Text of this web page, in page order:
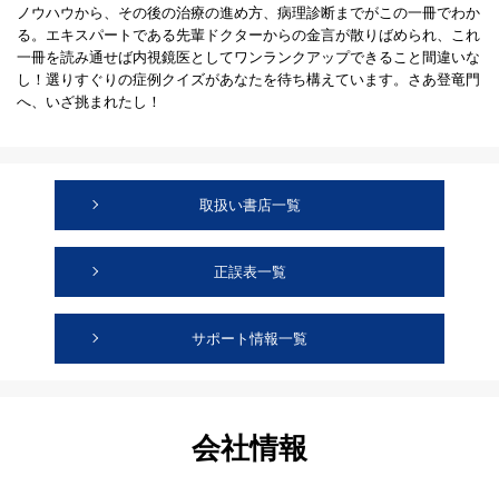
ノウハウから、その後の治療の進め方、病理診断までがこの一冊でわか
る。エキスパートである先輩ドクターからの金言が散りばめられ、これ
一冊を読み通せば内視鏡医としてワンランクアップできること間違いな
し！選りすぐりの症例クイズがあなたを待ち構えています。さあ登竜門
へ、いざ挑まれたし！
取扱い書店一覧
正誤表一覧
サポート情報一覧
会社情報